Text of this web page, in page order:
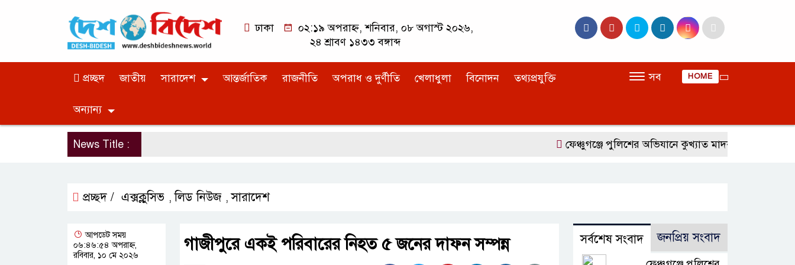
ঢাকা
০২:১৯ অপরাহ্ন, শনিবার, ০৮ অগাস্ট ২০২৬,
২৪ শ্রাবণ ১৪৩৩ বঙ্গাব্দ
প্রচ্ছদ জাতীয় সারাদেশ আন্তর্জাতিক রাজনীতি অপরাধ ও দুর্ণীতি খেলাধুলা বিনোদন তথ্যপ্রযুক্তি
অন্যান্য
সব HOME
News Title : ফেঞ্চুগঞ্জে পুলিশের অভিযানে কুখ্যাত মাদক ব্যবসায়ী ইয়াবাসহ
প্রচ্ছদ / এক্সক্লুসিভ ,লিড নিউজ ,সারাদেশ
গাজীপুরে একই পরিবারের নিহত ৫ জনের দাফন সম্পন্ন
আপডেট সময়
০৬:৪৬:৫৪ অপরাহ্ন,
রবিবার, ১০ মে ২০২৬
সর্বশেষ সংবাদ জনপ্রিয় সংবাদ